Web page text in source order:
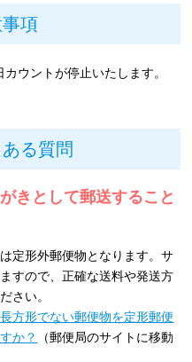
項
ウントが停止いたします。
る質問
きとして郵送すること
定形外郵便物となります。サ
すので、正確な送料や発送方
さい。
方形でない郵便物を定形郵便
か？
（郵便局のサイトに移動